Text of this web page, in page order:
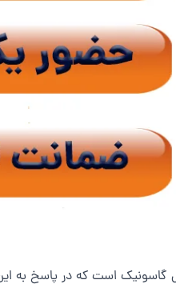
گاسونیک است که در پاسخ به